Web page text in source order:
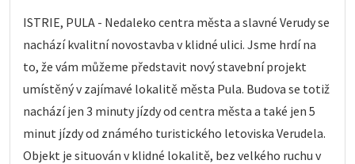
ISTRIE, PULA - Nedaleko centra města a slavné Verudy se
nachází kvalitní novostavba v klidné ulici. Jsme hrdí na
to, že vám můžeme představit nový stavební projekt
umístěný v zajímavé lokalitě města Pula. Budova se totiž
nachází jen 3 minuty jízdy od centra města a také jen 5
minut jízdy od známého turistického letoviska Verudela.
Objekt je situován v klidné lokalitě, bez velkého ruchu v